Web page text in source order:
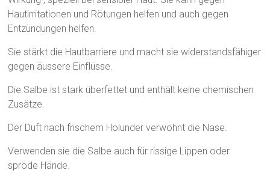
Hautirritationen und Rötungen helfen und auch gegen
Entzündungen helfen.
Sie stärkt die Hautbarriere und macht sie widerstandsfähiger
gegen äussere Einflüsse.
Die Salbe ist stark überfettet und enthält keine chemischen
Zusätze.
Der Duft nach frischem Holunder verwöhnt die Nase.
Verwenden sie die Salbe auch für rissige Lippen oder
spröde Hände.